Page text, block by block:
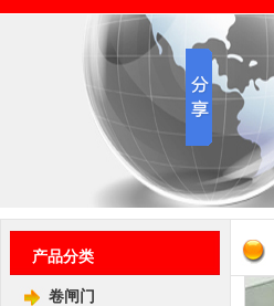
产品分类
卷闸门